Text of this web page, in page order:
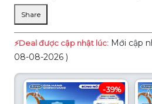
Share
⚡️Deal được cập nhật lúc: Mới cập
08-08-2026 )
-39%